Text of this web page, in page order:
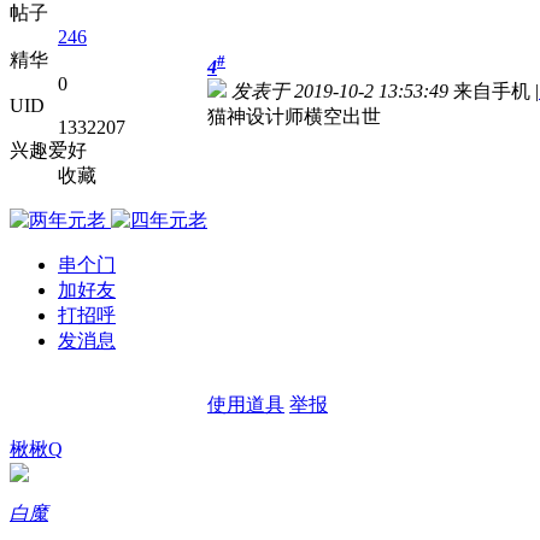
帖子
246
精华
0
UID
1332207
兴趣爱好
收藏
串个门
加好友
打招呼
发消息
4#
发表于 2019-10-2 13:53:49 来自手机 |
猫神设计师横空出世
使用道具 举报
楸楸Q
白魔